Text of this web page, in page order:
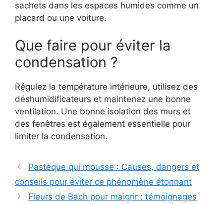
sachets dans les espaces humides comme un
placard ou une voiture.
Que faire pour éviter la
condensation ?
Régulez la température intérieure, utilisez des
déshumidificateurs et maintenez une bonne
ventilation. Une bonne isolation des murs et
des fenêtres est également essentielle pour
limiter la condensation.
Pastèque qui mousse : Causes, dangers et
conseils pour éviter ce phénomène étonnant
Fleurs de Bach pour maigrir : témoignages